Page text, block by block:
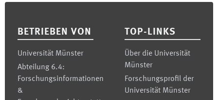
BETRIEBEN VON
Universität Münster
Abteilung 6.4:
Forschungsinformationen
&
TOP-LINKS
Über die Universität
Münster
Forschungsprofil der
Universität Münster